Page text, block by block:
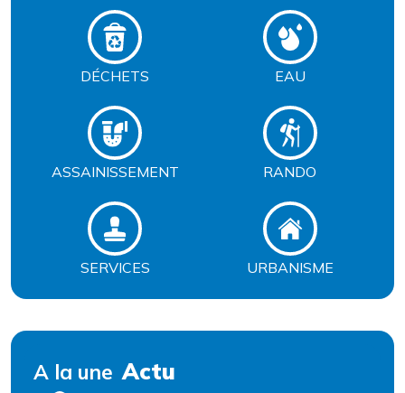
DÉCHETS EAU
ASSAINISSEMENT RANDO
SERVICES URBANISME
A la une Actu